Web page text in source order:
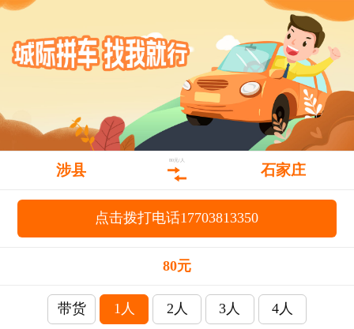
涉县
80元/人
石家庄
点击拨打电话17703813350
80元
带货 1人 2人 3人 4人